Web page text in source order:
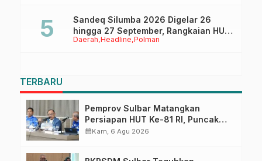
Daerah Headline Polman
Sandeq Silumba 2026 Digelar 26
hingga 27 September, Rangkaian HUT
Sulbar
TERBARU
Pemprov Sulbar Matangkan
Persiapan HUT Ke-81 RI, Puncak
Upacara di Lapangan Ahmad
calendar_monthKam, 6 Agu 2026